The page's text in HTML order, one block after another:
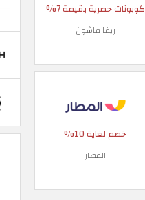
كوبونات حصرية بقيمة 7%
ريفا فاشون
خصم لغاية 10%
المطار